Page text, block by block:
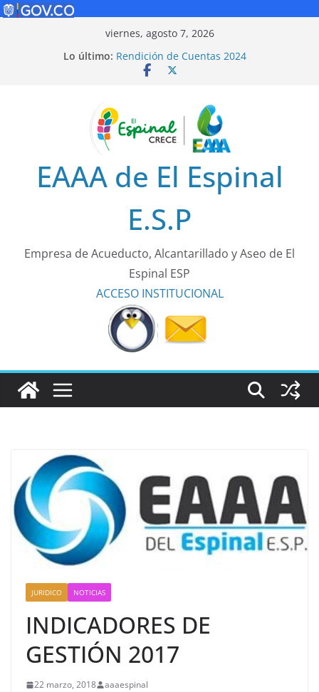
viernes, agosto 7, 2026
Lo último: Rendición de Cuentas 2024
Política de Seguridad Vial
Tarifas 2025
EAAA de El Espinal
E.S.P
Empresa de Acueducto, Alcantarillado y Aseo de El
Espinal ESP
ACCESO INSTITUCIONAL
JURIDICO NOTICIAS
INDICADORES DE
GESTIÓN 2017
22 marzo, 2018 aaaespinal